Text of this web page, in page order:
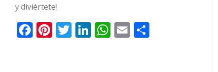
y diviértete!
Facebook
Pinterest
Twitter
LinkedIn
WhatsApp
Email